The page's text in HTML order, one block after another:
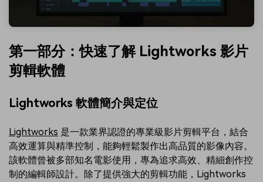
第一部分：快速了解 Lightworks 影片
剪輯軟體
Lightworks 軟體簡介與定位
Lightworks 是一款業界認證的專業級影片剪輯平台，結合
高效運算與精準控制，能夠輕鬆製作出高品質的影像內容。
該軟體曾被多部知名電影使用，專為追求高效、精細創作控
制的編輯師設計。除了提供強大的剪輯功能，Lightworks